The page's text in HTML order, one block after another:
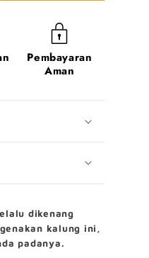
Pembayaran
Aman
dikenang
kalung ini,
padanya.